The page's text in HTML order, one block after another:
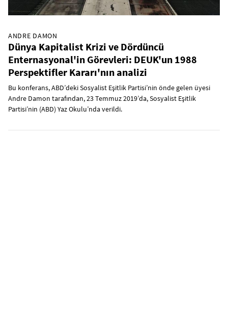
ANDRE DAMON
Dünya Kapitalist Krizi ve Dördüncü
Enternasyonal'in Görevleri: DEUK'un 1988
Perspektifler Kararı'nın analizi
Bu konferans, ABD’deki Sosyalist Eşitlik Partisi’nin önde gelen üyesi
Andre Damon tarafından, 23 Temmuz 2019’da, Sosyalist Eşitlik
Partisi’nin (ABD) Yaz Okulu’nda verildi.